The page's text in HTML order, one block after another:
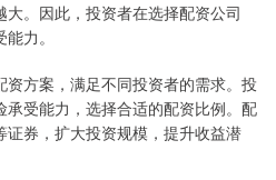
。因此，投资者在选择配资公司
力。
方案，满足不同投资者的需求。投
受能力，选择合适的配资比例。配
券，扩大投资规模，提升收益潜